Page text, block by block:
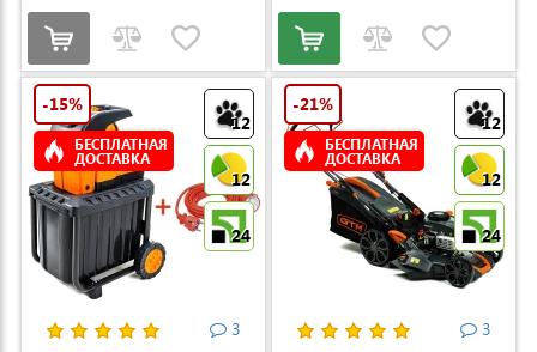
12
12
24
-15%
БЕСПЛАТНАЯ
ДОСТАВКА
3
12
12
24
-21%
БЕСПЛАТНАЯ
ДОСТАВКА
3